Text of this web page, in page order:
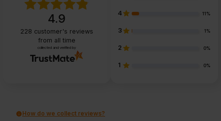
4.9
228 customer's reviews
from all time
collected and verified by
4 11%
3 1%
2 0%
1 0%
How do we collect reviews?